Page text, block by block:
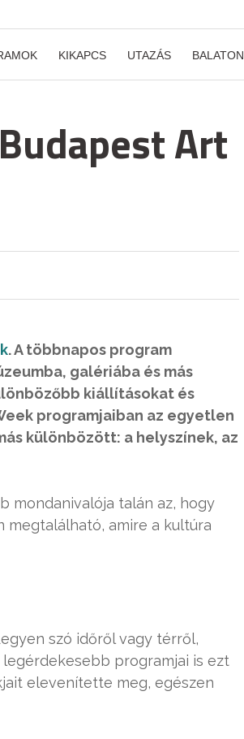
KIKAPCS UTAZÁS BALATON
Art
. A többnapos program
galériába és más
kiállításokat és
programjaiban az egyetlen
különbözött: a helyszínek, az
mondanivalója talán az, hogy
megtalálható, amire a kultúra
szó időről vagy térről,
programjai is ezt
elevenítette meg, egészen